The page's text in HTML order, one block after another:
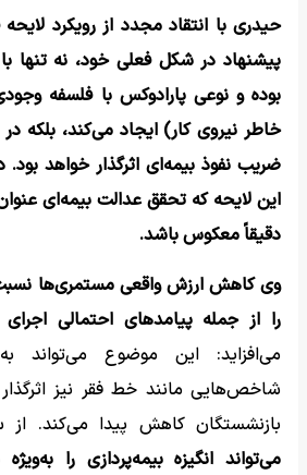
حیدری با انتقاد مجدد از رویکرد
پیشنهاد در شکل فعلی خود، نه تنها
بوده و نوعی پارادوکس با فلسفه
خاطر نیروی کار) ایجاد می‌کند، بلکه
ضریب نفوذ بیمه‌ای اثرگذار خواهد
این لایحه که تحقق عدالت بیمه‌ای
دقیقاً معکوس باشد.
وی کاهش ارزش واقعی مستمری‌ها
را از جمله پیامدهای احتمالی
می‌افزاید: این موضوع می‌تواند
شاخص‌هایی مانند خط فقر نیز اثرگذار
بازنشستگان کاهش پیدا می‌کند.
می‌تواند انگیزه بیمه‌پردازی را